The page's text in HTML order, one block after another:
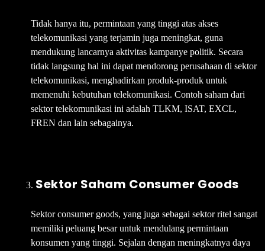
Tidak hanya itu, permintaan yang tinggi atas akses
telekomunikasi yang terjamin juga meningkat, guna
mendukung lancarnya aktivitas kampanye politik. Secara
tidak langsung hal ini dapat mendorong perusahaan di sektor
telekomunikasi, menghadirkan produk-produk untuk
memenuhi kebutuhan telekomunikasi. Contoh saham dari
sektor telekomunikasi ini adalah TLKM, ISAT, EXCL,
FREN dan lain sebagainya.
Sektor Saham Consumer Goods
Sektor consumer goods, yang juga sebagai sektor ritel sangat
memiliki peluang besar untuk mendulang permintaan
konsumen yang tinggi. Sejalan dengan meningkatnya daya